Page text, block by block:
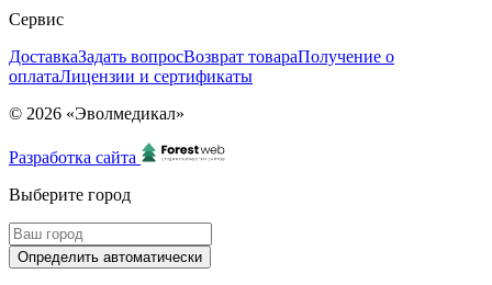
Сервис
ДоставкаЗадать вопросВозврат товараПолучение о
оплатаЛицензии и сертификаты
© 2026 «Эволмедикал»
Разработка сайта
Выберите город
Определить автоматически